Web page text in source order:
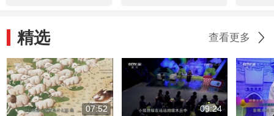
精选 查看更多
07:52 09:24